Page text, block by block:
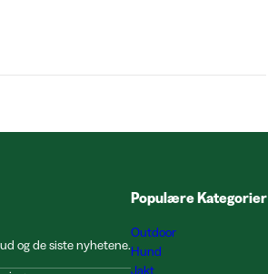
og de siste nyhetene.
Populære Kategorier
Outdoor
Hund
Jakt